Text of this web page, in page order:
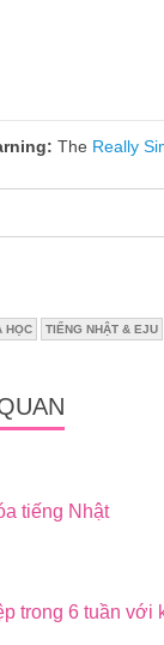
The Really
HỌC TIẾNG NHẬT & EJU
tiếng Nhật
trong 6 tuần với